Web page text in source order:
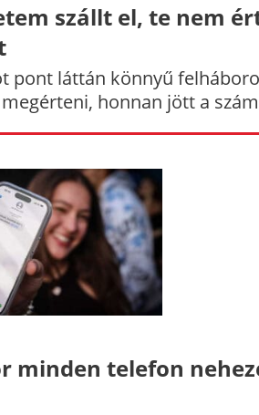
szállt el, te nem
pont láttán könnyű
honnan jött a
minden telefon